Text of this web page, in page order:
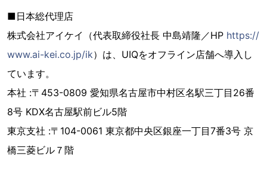
■日本総代理店
株式会社アイケイ（代表取締役社長 中島靖隆／HP https://
www.ai-kei.co.jp/ik）は、UIQをオフライン店舗へ導入し
ています。
本社 :〒453-0809 愛知県名古屋市中村区名駅三丁目26番
8号 KDX名古屋駅前ビル5階
東京支社 :〒104-0061 東京都中央区銀座一丁目7番3号 京
橋三菱ビル７階